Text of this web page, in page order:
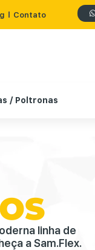
Contato
/ Poltronas
linha de
a Sam.Flex.